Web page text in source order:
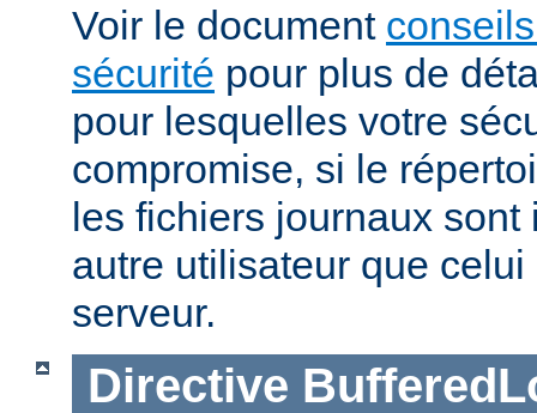
Voir le document
sécurité pour plus de
pour lesquelles votre
compromise, si le
les fichiers journaux
autre utilisateur que
serveur.
Directive